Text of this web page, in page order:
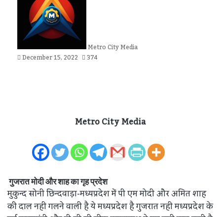
Metro City Media
December 15, 2022 374
Metro City Media
गुजरात मोदी और शाह का गृह प्रदेश
मुकुन्द सोनी छिन्दवाड़ा-मध्यप्रदेश में पी एम मोदी और अमित शाह
की दाल नही गलने वाली है ये मध्यप्रदेश है गुजरात नही मध्यप्रदेश के